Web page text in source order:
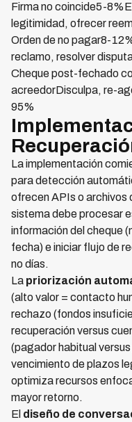
Firma no coincide5-
legitimidad, ofrecer
Orden de no pagar8-
reclamo, resolver
Cheque post-fechado
acreedorDisculpa, re-
95%
La implementación
para detección
ofrecen APIs o archivos
sistema debe procesar
información del cheque
fecha) e iniciar flujo de
no días.
La priorización
(alto valor = contacto
rechazo (fondos
recuperación versus
(pagador habitual
vencimiento de plazos
optimiza recursos
mayor retorno.
El diseño de